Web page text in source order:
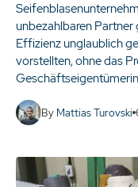
unbezahlbaren Partner
Effizienz unglaublich
vorstellten, ohne das
By Mattias Turovski